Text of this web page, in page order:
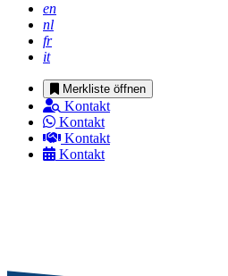
en
nl
fr
it
Merkliste öffnen
Kontakt
Kontakt
Kontakt
Kontakt